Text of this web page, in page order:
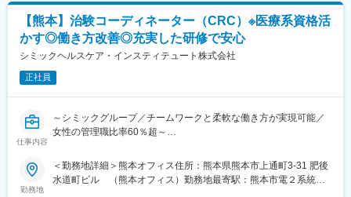
拠点長候補として、就労移行支援事業所のマネジメント業務をお
任せします。基本的には直接支援スタッフは現場スタッフが対応
しますが、対応をお願いすることもあります。
ゆくゆくは、新拠点の立ち上げや、部長・役員への昇進も可能で
す。
■入社後の流れ：
・まずは、既存拠点の拠点長と共に福祉制度や当社のマネジメン
トについて理解を深めていただきます。
・新規拠点開設後は、新規拠点の収益と人材マネジメントと支援
■事業所の特徴～選ばれる理由～
【熊本】治験コーディネーター（CRC）※医療系資格活
かす◎働き方改善◎充実した研修で安心
シミックヘルスケア・インスティテュート株式会社
正社員
仕事内容
～シミックグループ／チームワークと柔軟な働き方が実現可能／
女性の管理職比率60％超～
■職務内容：超高齢化社会に突入し、様々な疾病に対して患者さん
や私たちのQOLを向上させるべく、新しい治療法を開発する必要
勤務地
＜勤務地詳細＞熊本オフィス住所：熊本県熊本市上通町3-31 肥後
水道町ビル （熊本オフィス）勤務地最寄駅：熊本市電２系統